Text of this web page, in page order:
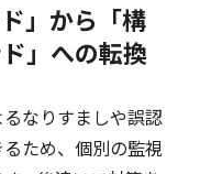
」から「構
」への転換
なりすましや誤認
ため、個別の監視